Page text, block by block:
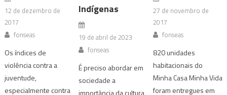
12 de dezembro de
2017
fonseas
Os índices de
violência contra a
juventude,
especialmente contra
Indígenas
19 de abril de 2023
fonseas
É preciso abordar em
sociedade a
27 de novembro de
2017
fonseas
820 unidades
habitacionais do
Minha Casa Minha Vida
foram entregues em